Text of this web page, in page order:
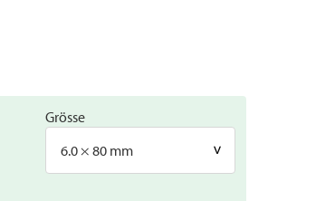
Grösse
6.0 × 80 mm